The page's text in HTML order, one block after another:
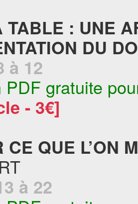
TABLE : UNE
DU
à 12
PDF gratuite
- 3€]
CE QUE L’ON
à 22